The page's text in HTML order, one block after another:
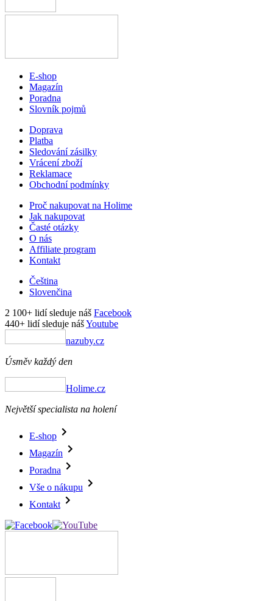
E-shop
Magazín
Poradna
Slovník pojmů
Doprava
Platba
Sledování zásilky
Vrácení zboží
Reklamace
Obchodní podmínky
Proč nakupovat na Holime
Jak nakupovat
Časté otázky
O nás
Affiliate program
Kontakt
Čeština
Slovenčina
2 100+ lidí sleduje náš Facebook
440+ lidí sleduje nášYoutube
nazuby.cz
Úsměv každý den
Holime.cz
Největší specialista na holení
E-shop
Magazín
Poradna
Vše o nákupu
Kontakt